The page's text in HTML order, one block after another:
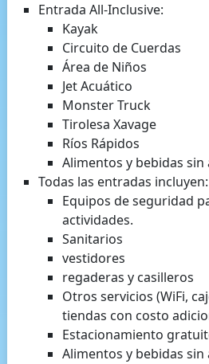
Entrada All-Inclusive:
Kayak
Circuito de Cuerdas
Área de Niños
Jet Acuático
Monster Truck
Tirolesa Xavage
Ríos Rápidos
Alimentos y bebidas
Todas las entradas incluyen:
Equipos de seguridad
actividades.
Sanitarios
vestidores
regaderas y casilleros
Otros servicios (WiFi,
tiendas con costo
Estacionamiento
Alimentos y bebidas